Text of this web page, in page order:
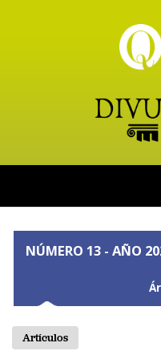
NÚMERO 13 - AÑO
Artículos